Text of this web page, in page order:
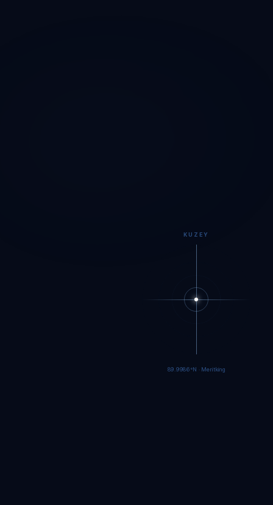
KUZEY
89.9983°N · Meritking